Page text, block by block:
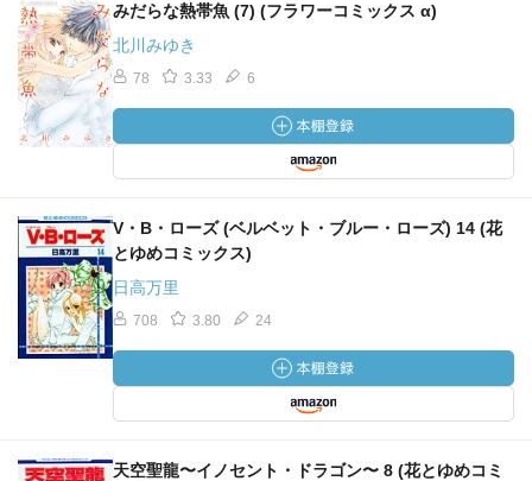
みだらな熱帯魚 (7) (フラワーコミックス α)
北川みゆき
78 3.33 6
V・B・ローズ (ベルベット・ブルー・ローズ) 14 (花
とゆめコミックス)
日高万里
708 3.80 24
天空聖龍〜イノセント・ドラゴン〜 8 (花とゆめコミ